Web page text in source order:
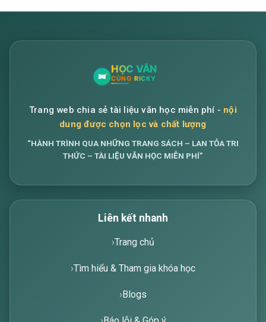
Trang web chia sẻ tài liệu văn học miễn phí - nội
dung được chọn lọc và chất lượng
“HÀNH TRÌNH QUA NHỮNG TRANG SÁCH – LAN TỎA TRI
THỨC – TÀI LIỆU VĂN HỌC MIỄN PHÍ”
Liên kết nhanh
Trang chủ
Tìm hiểu & Tham gia khóa học
Blogs